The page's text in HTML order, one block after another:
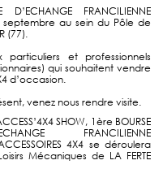
FRANCILIENNE
septembre au sein du Pôle de
(77).
particuliers et professionnels
qui souhaitent vendre
d’occasion.
venez nous rendre visite.
SHOW, 1ère BOURSE
FRANCILIENNE
4X4 se déroulera
Mécaniques de LA FERTE